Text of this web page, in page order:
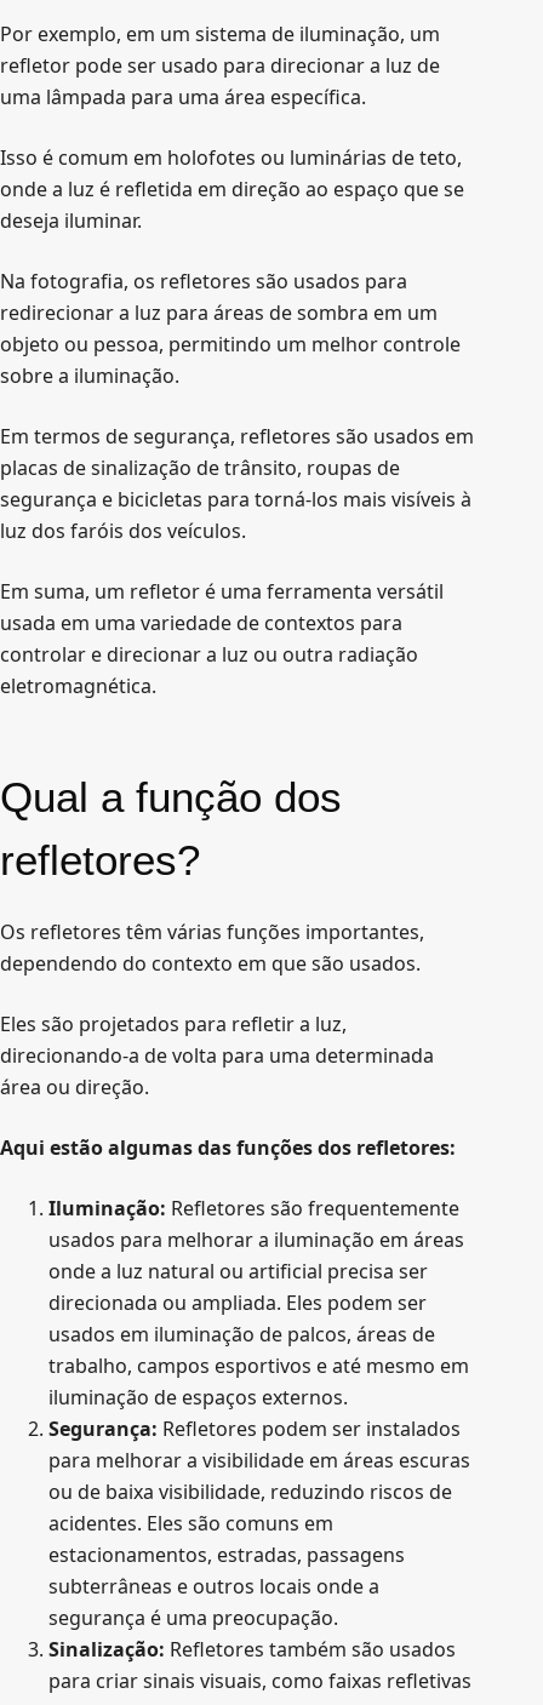
Por exemplo, em um sistema de iluminação, um
refletor pode ser usado para direcionar a luz de
uma lâmpada para uma área específica.
Isso é comum em holofotes ou luminárias de teto,
onde a luz é refletida em direção ao espaço que se
deseja iluminar.
Na fotografia, os refletores são usados para
redirecionar a luz para áreas de sombra em um
objeto ou pessoa, permitindo um melhor controle
sobre a iluminação.
Em termos de segurança, refletores são usados em
placas de sinalização de trânsito, roupas de
segurança e bicicletas para torná-los mais visíveis à
luz dos faróis dos veículos.
Em suma, um refletor é uma ferramenta versátil
usada em uma variedade de contextos para
controlar e direcionar a luz ou outra radiação
eletromagnética.
Qual a função dos
refletores?
Os refletores têm várias funções importantes,
dependendo do contexto em que são usados.
Eles são projetados para refletir a luz,
direcionando-a de volta para uma determinada
área ou direção.
Aqui estão algumas das funções dos refletores:
Iluminação: Refletores são frequentemente
usados para melhorar a iluminação em áreas
onde a luz natural ou artificial precisa ser
direcionada ou ampliada. Eles podem ser
usados em iluminação de palcos, áreas de
trabalho, campos esportivos e até mesmo em
iluminação de espaços externos.
Segurança: Refletores podem ser instalados
para melhorar a visibilidade em áreas escuras
ou de baixa visibilidade, reduzindo riscos de
acidentes. Eles são comuns em
estacionamentos, estradas, passagens
subterrâneas e outros locais onde a
segurança é uma preocupação.
Sinalização: Refletores também são usados
para criar sinais visuais, como faixas refletivas